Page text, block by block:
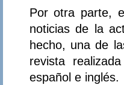
Por otra parte,
noticias de la
hecho, una de
revista
español e inglés.